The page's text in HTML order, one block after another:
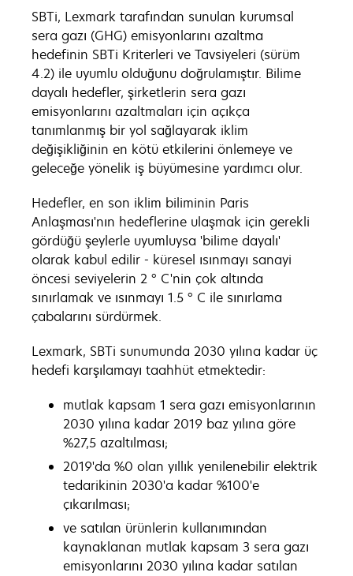
SBTi, Lexmark tarafından sunulan kurumsal
sera gazı (GHG) emisyonlarını azaltma
hedefinin SBTi Kriterleri ve Tavsiyeleri (sürüm
4.2) ile uyumlu olduğunu doğrulamıştır. Bilime
dayalı hedefler, şirketlerin sera gazı
emisyonlarını azaltmaları için açıkça
tanımlanmış bir yol sağlayarak iklim
değişikliğinin en kötü etkilerini önlemeye ve
geleceğe yönelik iş büyümesine yardımcı olur.
Hedefler, en son iklim biliminin Paris
Anlaşması'nın hedeflerine ulaşmak için gerekli
gördüğü şeylerle uyumluysa 'bilime dayalı'
olarak kabul edilir - küresel ısınmayı sanayi
öncesi seviyelerin 2 ° C'nin çok altında
sınırlamak ve ısınmayı 1.5 ° C ile sınırlama
çabalarını sürdürmek.
Lexmark, SBTi sunumunda 2030 yılına kadar üç
hedefi karşılamayı taahhüt etmektedir:
mutlak kapsam 1 sera gazı emisyonlarının
2030 yılına kadar 2019 baz yılına göre
%27,5 azaltılması;
2019'da %0 olan yıllık yenilenebilir elektrik
tedarikinin 2030'a kadar %100'e
çıkarılması;
ve satılan ürünlerin kullanımından
kaynaklanan mutlak kapsam 3 sera gazı
emisyonlarını 2030 yılına kadar satılan